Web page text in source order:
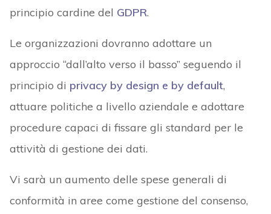
principio cardine del GDPR.
Le organizzazioni dovranno adottare un
approccio “dall’alto verso il basso” seguendo il
principio di privacy by design e by default,
attuare politiche a livello aziendale e adottare
procedure capaci di fissare gli standard per le
attività di gestione dei dati.
Vi sarà un aumento delle spese generali di
conformità in aree come gestione del consenso,